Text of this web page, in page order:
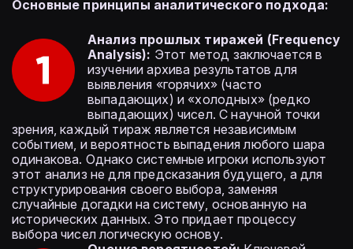
Основные принципы аналитического подхода:
Анализ прошлых тиражей (Frequency
Analysis): Этот метод заключается в
изучении архива результатов для
выявления «горячих» (часто
выпадающих) и «холодных» (редко
выпадающих) чисел. С научной точки
зрения, каждый тираж является независимым
событием, и вероятность выпадения любого шара
одинакова. Однако системные игроки используют
этот анализ не для предсказания будущего, а для
структурирования своего выбора, заменяя
случайные догадки на систему, основанную на
исторических данных. Это придает процессу
выбора чисел логическую основу.